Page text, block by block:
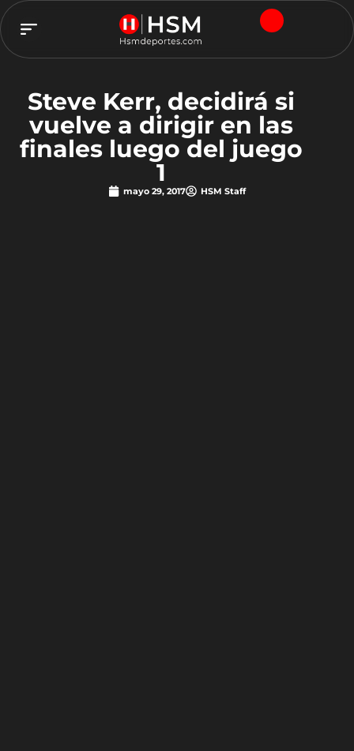
Steve Kerr, decidirá si
vuelve a dirigir en las
finales luego del juego
1
mayo 29, 2017 HSM Staff